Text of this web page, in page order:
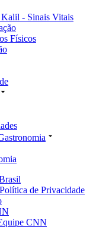
- Sinais Vitais
Físicos
de Privacidade
CNN